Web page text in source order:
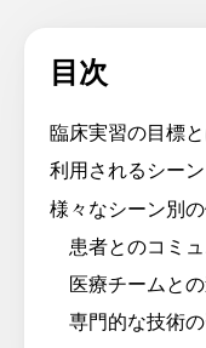
目次
臨床実習の目標と
利用されるシーン
様々なシーン別
患者とのコミ
医療チームと
専門的な技術